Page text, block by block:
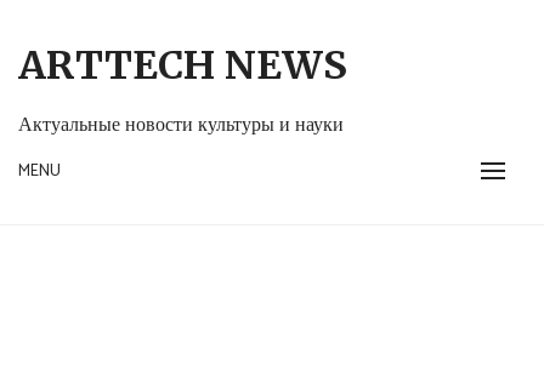
content
ARTTECH NEWS
Актуальные новости культуры и науки
MENU